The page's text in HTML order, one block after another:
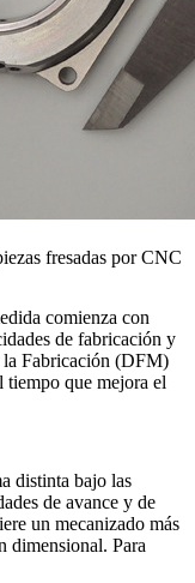
fresadas por CNC
comienza con
de fabricación y
la Fabricación (DFM)
tiempo que mejora el
distinta bajo las
de avance y de
un mecanizado más
dimensional. Para